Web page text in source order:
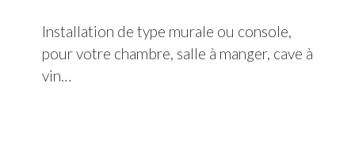
Installation de type murale ou console,
pour votre chambre, salle à manger, cave à
vin…